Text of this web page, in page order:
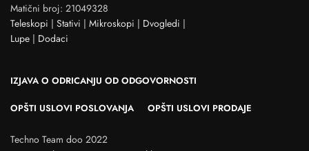
Matični broj: 21049328
Teleskopi | Stativi | Mikroskopi | Dvogledi |
Lupe | Dodaci
IZJAVA O ODRICANJU OD ODGOVORNOSTI
OPŠTI USLOVI POSLOVANJA OPŠTI USLOVI PRODAJE
Techno Team doo 2022